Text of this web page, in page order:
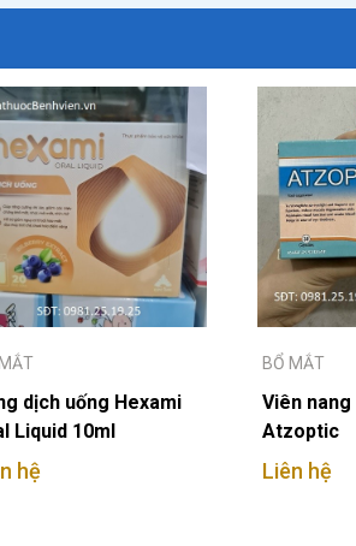
dịch uống Hexami
Liquid 10ml
hệ
BỔ MẮT
Viên
Atzoptic
Liên hệ